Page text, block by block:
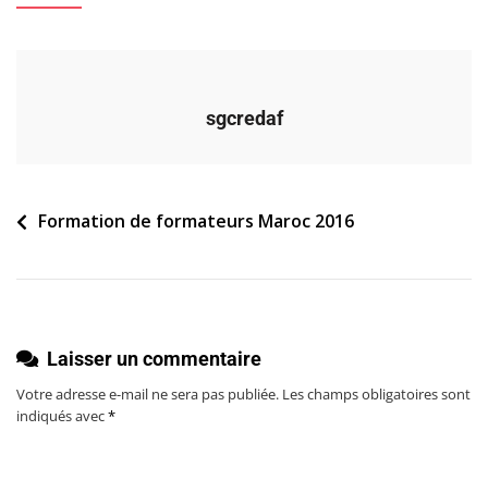
sgcredaf
Navigation
l’article
Formation de formateurs Maroc 2016
Laisser un commentaire
Votre adresse e-mail ne sera pas publiée. Les champs obligatoires sont
indiqués avec*